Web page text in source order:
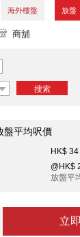
海外樓盤 放盤
商舖
搜索
盤平均呎價
HK$ 34
@HK$
放盤平
立